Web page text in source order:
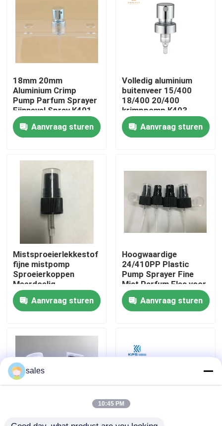
Thuis
Producten
Over ons
Fabriekstocht
Kwaliteitscontrole
Neem contact met ons op
Gevallen
De spuitbus van de trekkerpomp
18mm 20mm
Aluminium Crimp
Pump Parfum Sprayer
Fijnnevel Spray K401
Aanvraag sturen
Volledig aluminium
buitenveer 15/400
18/400 20/400
krimppomp K403
Aanvraag sturen
Mistsproeierlekkestof
fijne mistpomp
Sproeierkoppen
Meerdoelig
herbruikbaar K304
Aanvraag sturen
Hoogwaardige
24/410PP Plastic
Pump Sprayer Fine
Mist Parfum Fles voor
huidverzorging Serum
Lotion Shampoo
Aanvraag sturen
sales
10:45 PM